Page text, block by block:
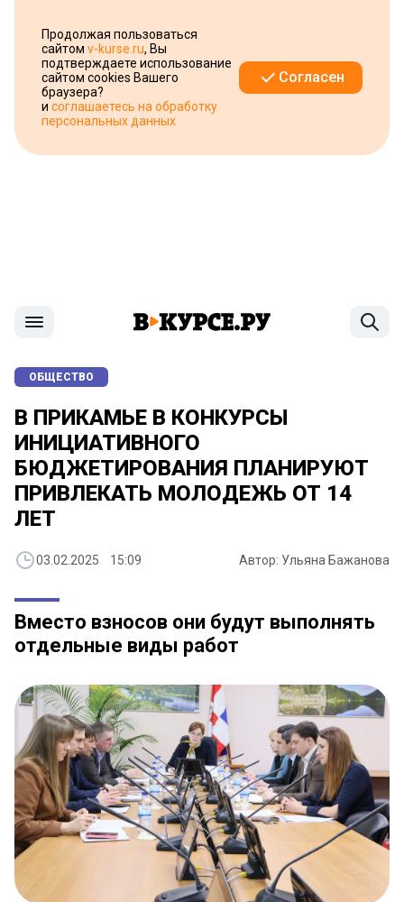
Продолжая пользоваться
сайтом v-kurse.ru, Вы
подтверждаете использование
сайтом cookies Вашего
браузера?
и соглашаетесь на обработку
персональных данных
Согласен
ОБЩЕСТВО
В ПРИКАМЬЕ В КОНКУРСЫ
ИНИЦИАТИВНОГО
БЮДЖЕТИРОВАНИЯ ПЛАНИРУЮТ
ПРИВЛЕКАТЬ МОЛОДЕЖЬ ОТ 14
ЛЕТ
03.02.2025 15:09 Автор: Ульяна Бажанова
Вместо взносов они будут выполнять
отдельные виды работ